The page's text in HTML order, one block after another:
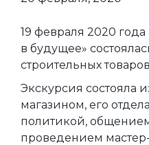
19 февраля 2020
в будущее»
строительных
Экскурсия состояла
магазином, его
политикой,
проведением мастер-